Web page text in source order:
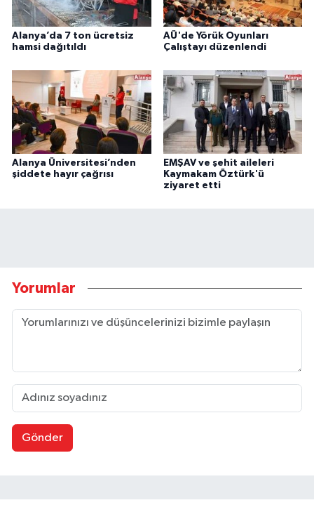
Alanya’da 7 ton ücretsiz
hamsi dağıtıldı
AÜ'de Yörük Oyunları
Çalıştayı düzenlendi
Alanya Üniversitesi’nden
şiddete hayır çağrısı
EMŞAV ve şehit aileleri
Kaymakam Öztürk'ü
ziyaret etti
Yorumlar
Gönder